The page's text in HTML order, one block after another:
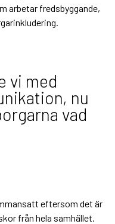
arbetar fredsbyggande,
vi med
nu
vad
eftersom det är
från hela samhället.